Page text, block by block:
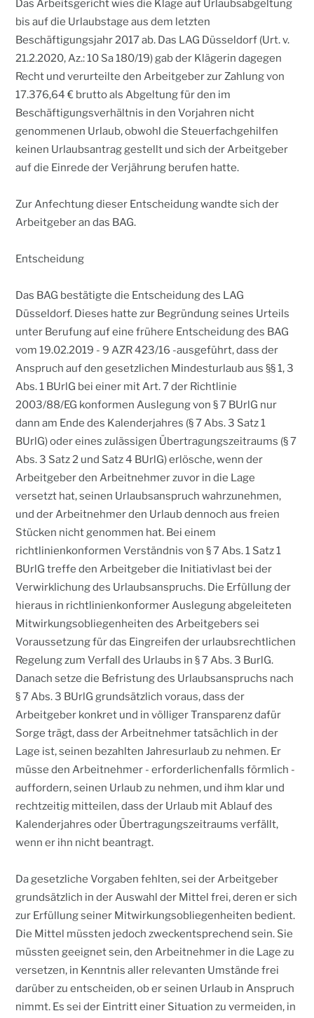
Das Arbeitsgericht wies die Klage auf Urlaubsabgeltung
bis auf die Urlaubstage aus dem letzten
Beschäftigungsjahr 2017 ab. Das LAG Düsseldorf (Urt. v.
21.2.2020, Az.: 10 Sa 180/19) gab der Klägerin dagegen
Recht und verurteilte den Arbeitgeber zur Zahlung von
17.376,64 € brutto als Abgeltung für den im
Beschäftigungsverhältnis in den Vorjahren nicht
genommenen Urlaub, obwohl die Steuerfachgehilfen
keinen Urlaubsantrag gestellt und sich der Arbeitgeber
auf die Einrede der Verjährung berufen hatte.
Zur Anfechtung dieser Entscheidung wandte sich der
Arbeitgeber an das BAG.
Entscheidung
Das BAG bestätigte die Entscheidung des LAG
Düsseldorf. Dieses hatte zur Begründung seines Urteils
unter Berufung auf eine frühere Entscheidung des BAG
vom 19.02.2019 - 9 AZR 423/16 -ausgeführt, dass der
Anspruch auf den gesetzlichen Mindesturlaub aus §§ 1, 3
Abs. 1 BUrlG bei einer mit Art. 7 der Richtlinie
2003/88/EG konformen Auslegung von § 7 BUrlG nur
dann am Ende des Kalenderjahres (§ 7 Abs. 3 Satz 1
BUrlG) oder eines zulässigen Übertragungszeitraums (§ 7
Abs. 3 Satz 2 und Satz 4 BUrlG) erlösche, wenn der
Arbeitgeber den Arbeitnehmer zuvor in die Lage
versetzt hat, seinen Urlaubsanspruch wahrzunehmen,
und der Arbeitnehmer den Urlaub dennoch aus freien
Stücken nicht genommen hat. Bei einem
richtlinienkonformen Verständnis von § 7 Abs. 1 Satz 1
BUrlG treffe den Arbeitgeber die Initiativlast bei der
Verwirklichung des Urlaubsanspruchs. Die Erfüllung der
hieraus in richtlinienkonformer Auslegung abgeleiteten
Mitwirkungsobliegenheiten des Arbeitgebers sei
Voraussetzung für das Eingreifen der urlaubsrechtlichen
Regelung zum Verfall des Urlaubs in § 7 Abs. 3 BurlG.
Danach setze die Befristung des Urlaubsanspruchs nach
§ 7 Abs. 3 BUrlG grundsätzlich voraus, dass der
Arbeitgeber konkret und in völliger Transparenz dafür
Sorge trägt, dass der Arbeitnehmer tatsächlich in der
Lage ist, seinen bezahlten Jahresurlaub zu nehmen. Er
müsse den Arbeitnehmer - erforderlichenfalls förmlich -
auffordern, seinen Urlaub zu nehmen, und ihm klar und
rechtzeitig mitteilen, dass der Urlaub mit Ablauf des
Kalenderjahres oder Übertragungszeitraums verfällt,
wenn er ihn nicht beantragt.
Da gesetzliche Vorgaben fehlten, sei der Arbeitgeber
grundsätzlich in der Auswahl der Mittel frei, deren er sich
zur Erfüllung seiner Mitwirkungsobliegenheiten bedient.
Die Mittel müssten jedoch zweckentsprechend sein. Sie
müssten geeignet sein, den Arbeitnehmer in die Lage zu
versetzen, in Kenntnis aller relevanten Umstände frei
darüber zu entscheiden, ob er seinen Urlaub in Anspruch
nimmt. Es sei der Eintritt einer Situation zu vermeiden, in